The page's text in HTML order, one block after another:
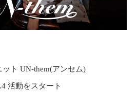
ット UN-them(アンセム)
活動をスタート